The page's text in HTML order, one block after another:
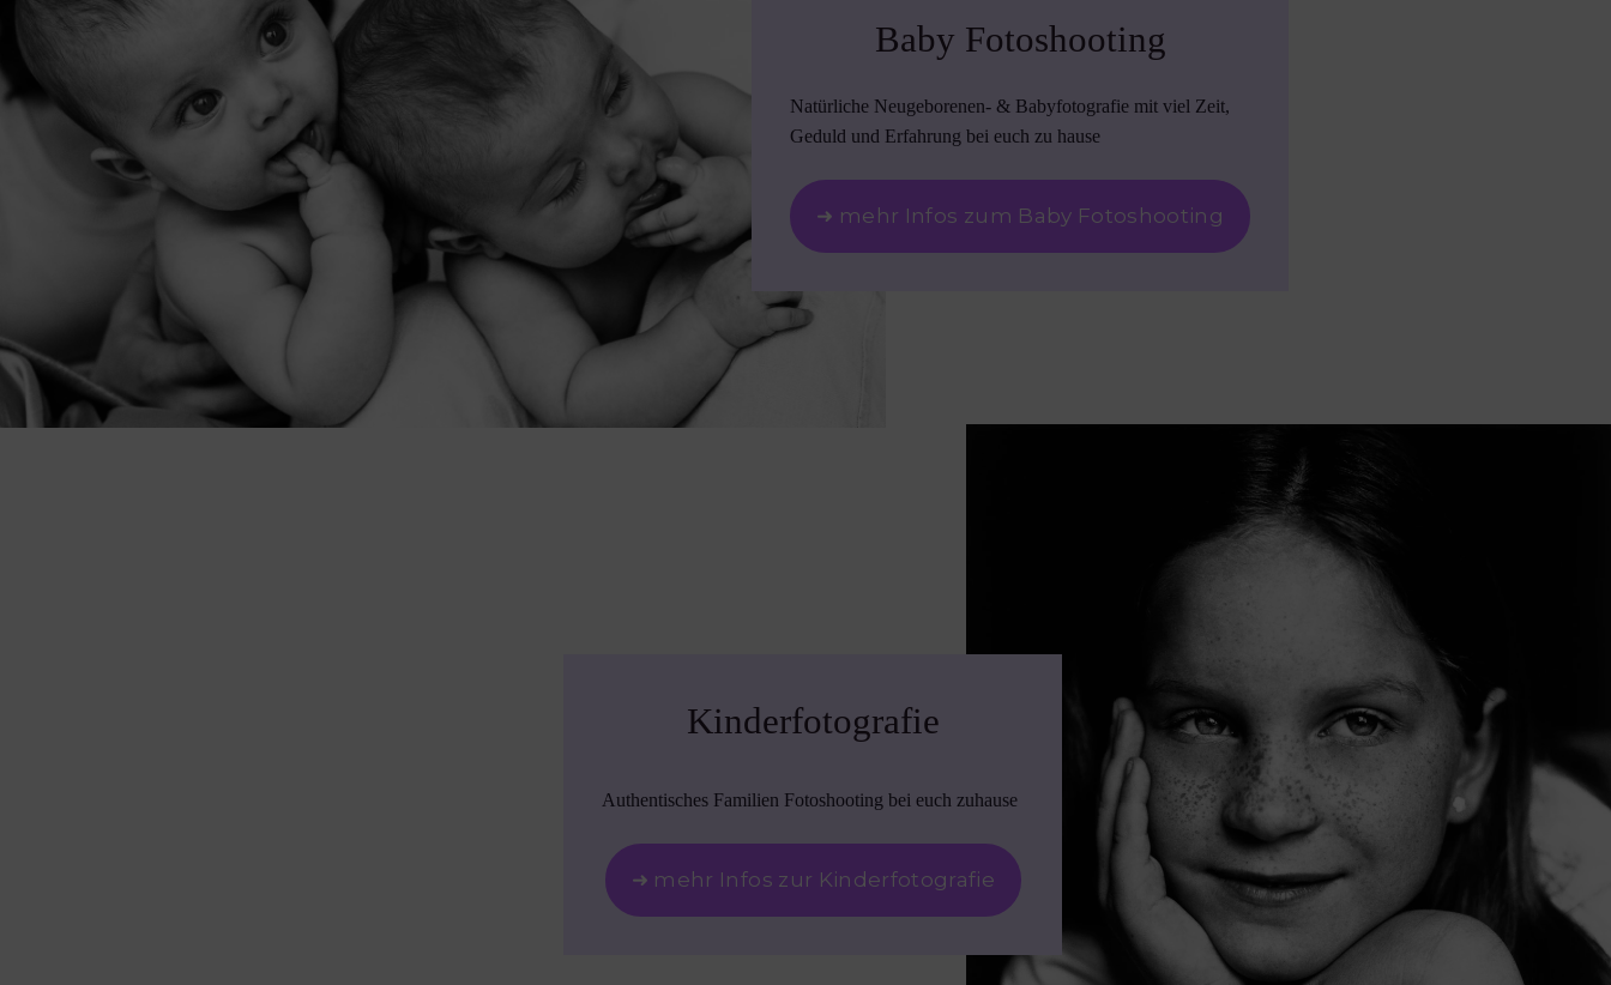
Baby Fotoshooting
Natürliche Neugeborenen- & Babyfotografie mit viel Zeit,
Geduld und Erfahrung bei euch zu hause
➜ mehr Infos zum Baby Fotoshooting
Kinderfotografie
Authentisches Familien Fotoshooting bei euch zuhause
➜ mehr Infos zur Kinderfotografie